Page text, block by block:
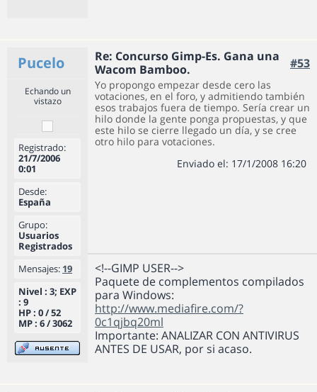
Pucelo
Re: Concurso Gimp-Es. Gana una
Wacom Bamboo.
#53
Echando un
vistazo
Registrado:
21/7/2006
0:01
Desde:
España
Grupo:
Usuarios
Registrados
Mensajes: 19
Nivel : 3; EXP
: 9
HP : 0 / 52
MP : 6 / 3062
Yo propongo empezar desde cero las
votaciones, en el foro, y admitiendo también
esos trabajos fuera de tiempo. Sería crear un
hilo donde la gente ponga propuestas, y que
este hilo se cierre llegado un día, y se cree
otro hilo para votaciones.
Enviado el: 17/1/2008 16:20
<!--GIMP USER-->
Paquete de complementos compilados
para Windows:
http://www.mediafire.com/?
0c1qjbq20ml
Importante: ANALIZAR CON ANTIVIRUS
ANTES DE USAR, por si acaso.